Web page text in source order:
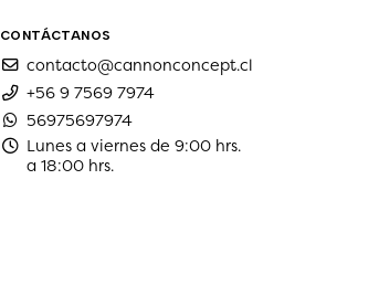
CONTÁCTANOS
contacto@cannonconcept.cl
+56 9 7569 7974
56975697974
Lunes a viernes de 9:00 hrs.
a 18:00 hrs.